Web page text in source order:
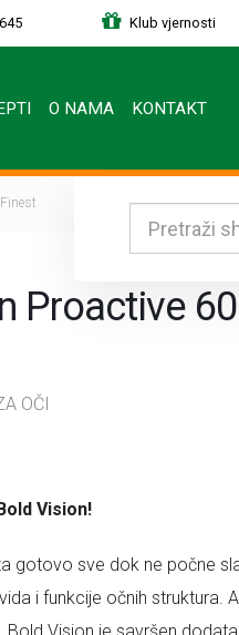
Klub vjernosti
O NAMA KONTAKT
Proactive
OČI
Vision!
gotovo sve dok ne počne
i funkcije očnih struktura.